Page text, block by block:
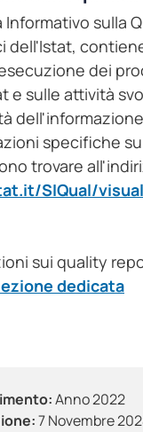
Anno 2022
7 Novembre
Informativo sulla
dell'Istat,
dei
e sulle attività
specifiche
trovare
SIQual/
sui quality
dedicata